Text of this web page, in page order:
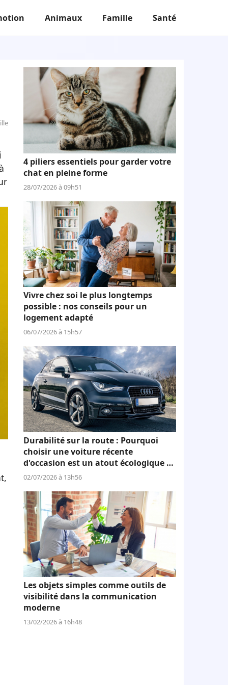
Animaux Famille Santé
4 piliers essentiels pour garder votre
chat en pleine forme
28/07/2026 à 09h51
Vivre chez soi le plus longtemps
possible : nos conseils pour un
logement adapté
06/07/2026 à 15h57
Durabilité sur la route : Pourquoi
choisir une voiture récente
d'occasion est un atout écologique et
économique
02/07/2026 à 13h56
Les objets simples comme outils de
visibilité dans la communication
moderne
13/02/2026 à 16h48